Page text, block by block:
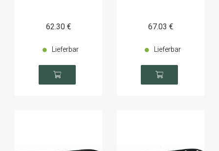
62.30 €
Lieferbar
67.03 €
Lieferbar